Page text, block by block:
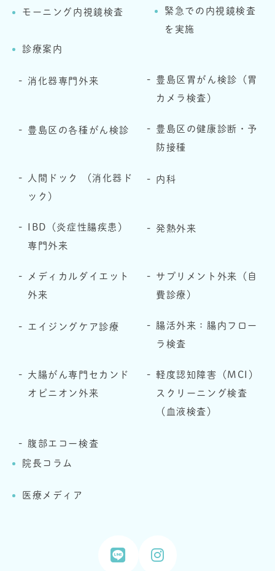
モーニング内視鏡検査
緊急での内視鏡検査
を実施
診療案内
消化器専門外来
豊島区胃がん検診（胃
カメラ検査）
豊島区の各種がん検診
豊島区の健康診断・予
防接種
人間ドック （消化器ド
ック）
内科
IBD（炎症性腸疾患）
専門外来
発熱外来
メディカルダイエット
外来
サプリメント外来（自
費診療）
エイジングケア診療
腸活外来：腸内フロー
ラ検査
大腸がん専門セカンド
オピニオン外来
軽度認知障害（MCI）
スクリーニング検査
（血液検査）
腹部エコー検査
院長コラム
医療メディア